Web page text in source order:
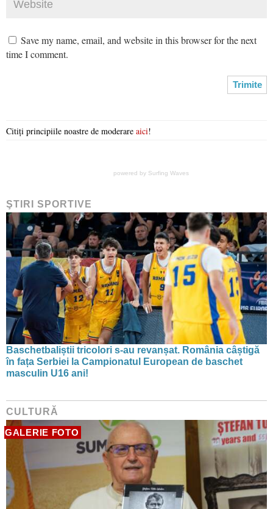
Save my name, email, and website in this browser for the next
time I comment.
Citiți principiile noastre de moderare aici!
powered by Surfing Waves
ŞTIRI SPORTIVE
Baschetbaliștii tricolori s-au revanșat. România câștigă
în fața Serbiei la Campionatul European de baschet
masculin U16 ani!
CULTURĂ
GALERIE FOTO